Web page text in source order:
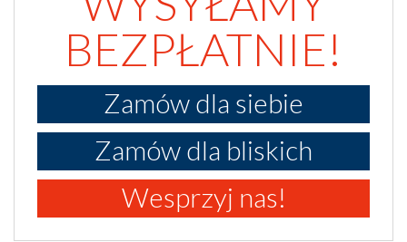
BEZPŁATNIE!
Zamów dla siebie
Zamów dla bliskich
Wesprzyj nas!